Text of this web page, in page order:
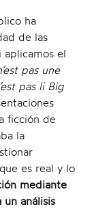
ha
de las
aplicamos el
pas une
pas li Big
ficción de
la
es real y lo
mediante
análisis